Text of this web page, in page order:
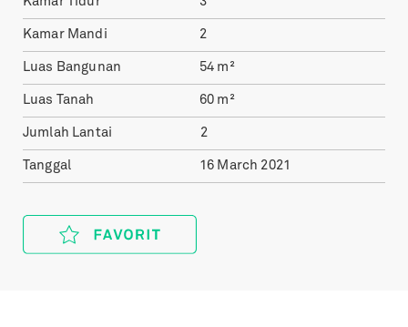
Kamar Mandi 2
Luas Bangunan 54 m²
Luas Tanah 60 m²
Jumlah Lantai 2
Tanggal 16 March 2021